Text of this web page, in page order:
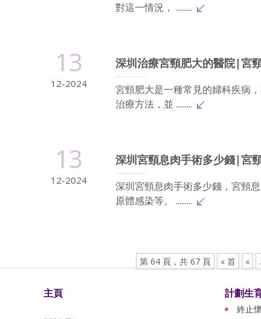
對這一情況， .........
13
12-2024
深圳治療宮頸肥大的醫院|宮
宮頸肥大是一種常見的婦科疾病
治療方法，並 .........
13
12-2024
深圳宮頸息肉手術多少錢|宮
深圳宮頸息肉手術多少錢，宮頸
原體感染等。 .........
第 64 頁，共 67 頁 « 首 «
主頁 計劃生
終止